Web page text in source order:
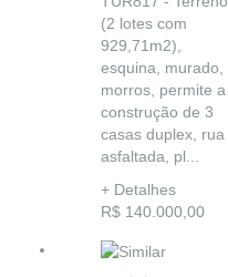
(2 lotes com
929,71m2),
esquina, murado,
morros, permite a
construção de 3
casas duplex, rua
asfaltada, pl...
+ Detalhes
R$ 140.000,00